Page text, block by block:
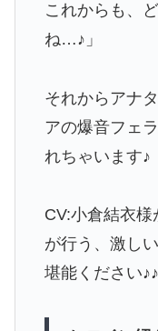
これからも、
ね…♪」
それからアナ
アの爆音フェ
れちゃいます♪
CV:小倉結衣
が行う、激し
堪能ください♪♪